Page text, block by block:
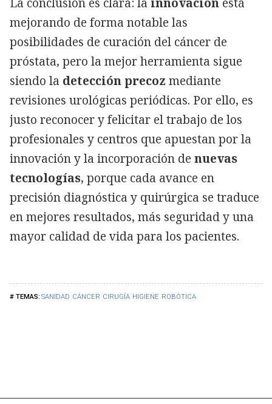
SANIDAD CÁNCER CIRUGÍA HIGIENE ROBÓTICA
mejorando de forma notable las
posibilidades de curación del cáncer de
próstata, pero la mejor herramienta sigue
siendo la detección precoz mediante
revisiones urológicas periódicas. Por ello, es
justo reconocer y felicitar el trabajo de los
profesionales y centros que apuestan por la
innovación y la incorporación de nuevas
tecnologías, porque cada avance en
precisión diagnóstica y quirúrgica se traduce
en mejores resultados, más seguridad y una
mayor calidad de vida para los pacientes.